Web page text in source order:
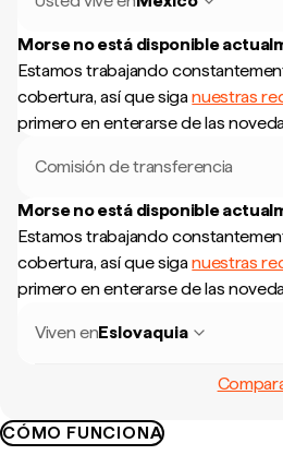
Morse no está disponible
Estamos trabajando
cobertura, así que siganuestras
primero en enterarse de las
Comisión de transferencia
Morse no está disponible
Estamos trabajando
cobertura, así que siganuestras
primero en enterarse de las
Viven enEslovaquia
CÓMO FUNCIONA